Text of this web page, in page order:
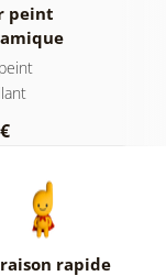
peint
–
le
rapide